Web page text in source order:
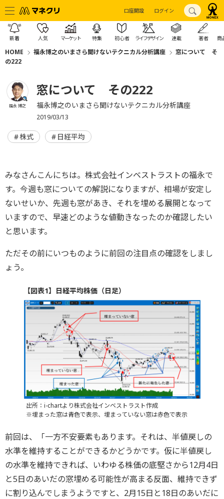
口座開設 ログイン
新着 人気 マーケット 特集 初心者 ライフデザイン 連載 著者 商
HOME 福永博之のいまさら聞けないテクニカル分析講座
窓について そ
の222
福永 博之
窓について その222
福永博之のいまさら聞けないテクニカル分析講座
2019/03/13
株式 日経平均
みなさんこんにちは。株式会社インベストラストの福永で
す。今週も窓についての解説になりますが、相場が安定し
ないせいか、先週も窓があき、それを埋める展開となって
いますので、早速どのような値動きなったのか確認したい
と思います。
ただその前にいつものように前回の注目点の確認をしまし
ょう。
【図表1】日経平均株価（日足）
出所：i-chartより株式会社インベストラスト作成
※埋まった窓は青色で表示、埋まっていない窓は赤色で表示
前回は、「一方不安要素もあります。それは、半値戻しの
水準を維持することができるかどうかです。仮に半値戻し
の水準を維持できれば、いわゆる株価の底堅さから12月4日
と5日のあいだの窓埋める可能性が高まる反面、維持できず
に割り込んでしまうようですと、2月15日と18日のあいだに